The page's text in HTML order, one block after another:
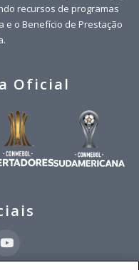
recursos de programas
e o Benefício de Prestação
Oficial